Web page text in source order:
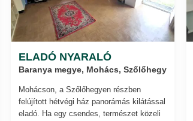
ELADÓ NYARALÓ
Baranya megye, Mohács, Szőlőhegy
Mohácson, a Szőlőhegyen részben
felújított hétvégi ház panorámás kilátással
eladó. Ha egy csendes, természet közeli